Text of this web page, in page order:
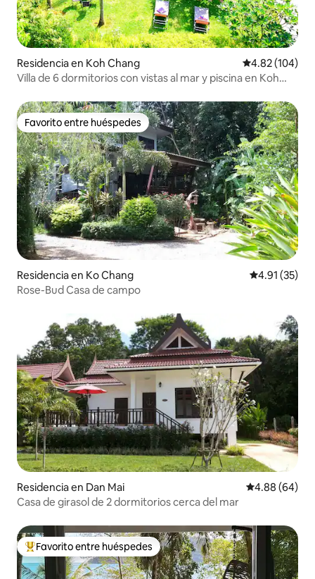
Residencia en Koh Chang Calificación
4.82 (104)
Villa de 6 dormitorios con vistas al mar y piscina en Koh
Favorito entre huéspedes
Favorito entre huéspedes
Residencia en Ko Chang Calificación
4.91 (35)
Rose-Bud Casa de campo
Residencia en Dan Mai Calificación
4.88 (64)
Casa de girasol de 2 dormitorios cerca del mar
De los mejores en Favorito entre huéspedes
Favorito entre huéspedes